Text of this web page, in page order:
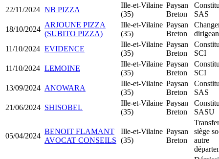
22/11/2024 NB PIZZA
Ille-et-Vilaine
(35)
Paysan
Breton
SAS
18/10/2024
ARJOUNE PIZZA
(SUBITO PIZZA)
Ille-et-Vilaine
(35)
Paysan
Breton
11/10/2024 EVIDENCE
Ille-et-Vilaine
(35)
Paysan
Breton
SCI
11/10/2024 LEMOINE
Ille-et-Vilaine
(35)
Paysan
Breton
SCI
13/09/2024 ANOWARA
Ille-et-Vilaine
(35)
Paysan
Breton
SAS
21/06/2024 SHISOBEL
Ille-et-Vilaine
(35)
Paysan
Breton
SASU
05/04/2024
BENOIT FLAMANT
AVOCAT CONSEILS
Ille-et-Vilaine
(35)
Paysan
Breton
siège
autre